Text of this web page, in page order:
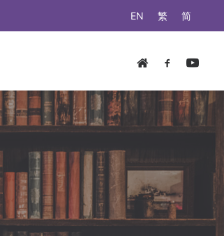
EN 繁 简